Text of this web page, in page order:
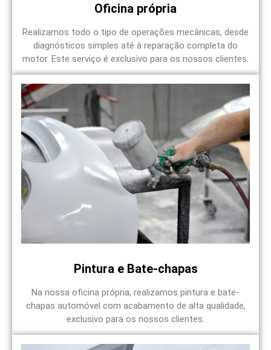
Oficina própria
Realizamos todo o tipo de operações mecânicas, desde
diagnósticos simples até à reparação completa do
motor. Este serviço é exclusivo para os nossos clientes.
Pintura e Bate-chapas
Na nossa oficina própria, realizamos pintura e bate-
chapas automóvel com acabamento de alta qualidade,
exclusivo para os nossos clientes.